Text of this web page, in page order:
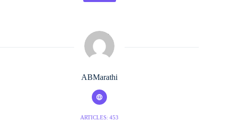
ABMarathi
ARTICLES: 453